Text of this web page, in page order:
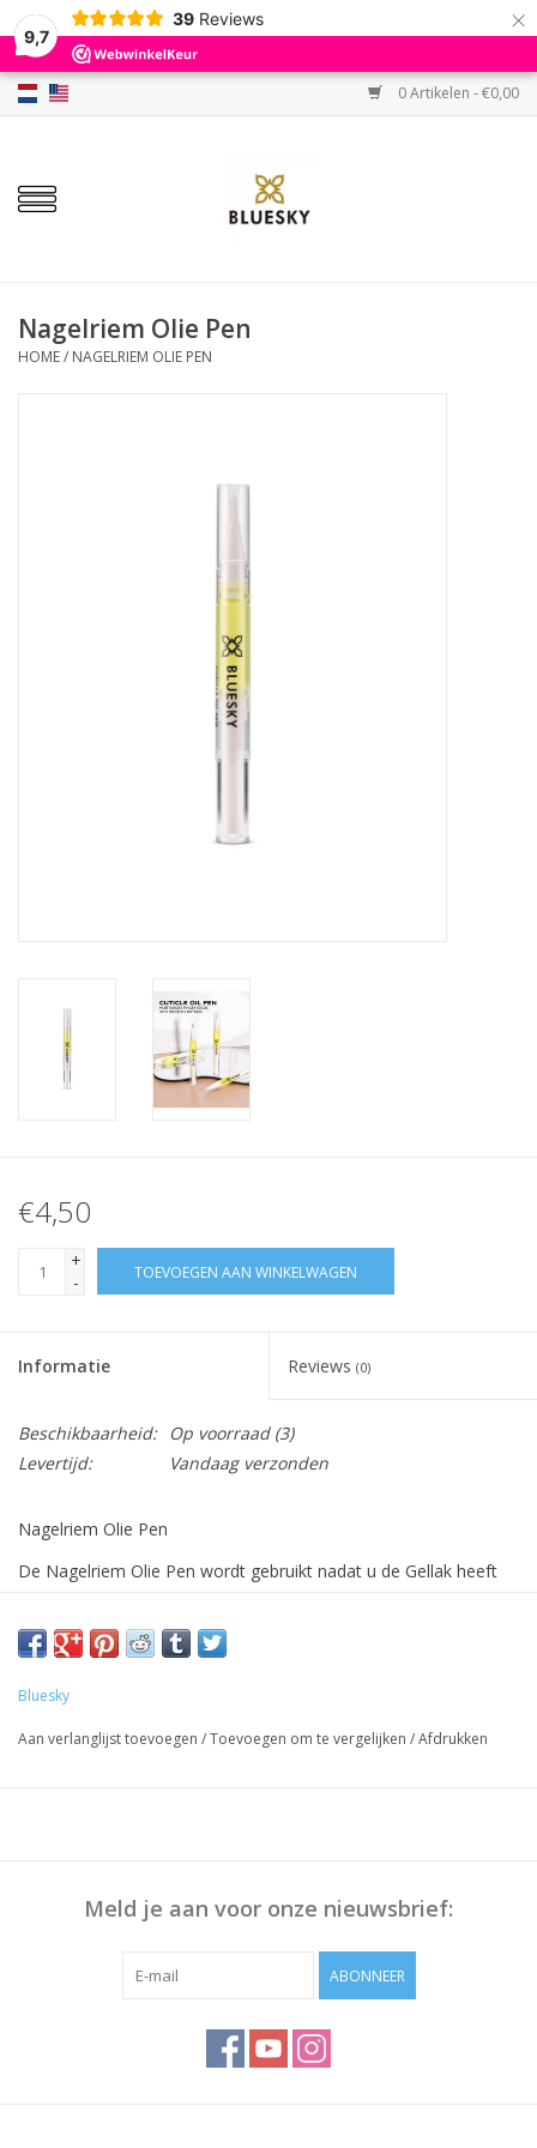
9,7
39 Reviews ×
0 Artikelen - €0,00
Home
Kleuren
Base & Top
Nagelriem Olie Pen
HOME/ NAGELRIEM OLIE PEN
€4,50
+
-
TOEVOEGEN AAN WINKELWAGEN
Informatie Reviews (0)
Beschikbaarheid: Op voorraad(3)
Levertijd:
Vandaag verzonden
Nagelriem Olie Pen
De Nagelriem Olie Pen wordt gebruikt nadat u de Gellak heeft
Of nadat u de Gellak verwijderd heeft, de olie beschermt de
Bluesky
Aan verlanglijst toevoegen /Toevoegen om te vergelijken /Afdrukken
Meld je aan voor onze nieuwsbrief:
ABONNEER